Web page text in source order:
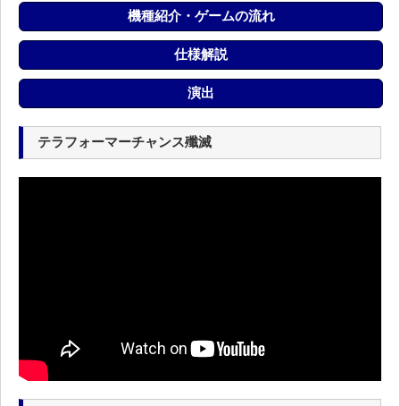
機種紹介・ゲームの流れ
仕様解説
演出
テラフォーマーチャンス殲滅